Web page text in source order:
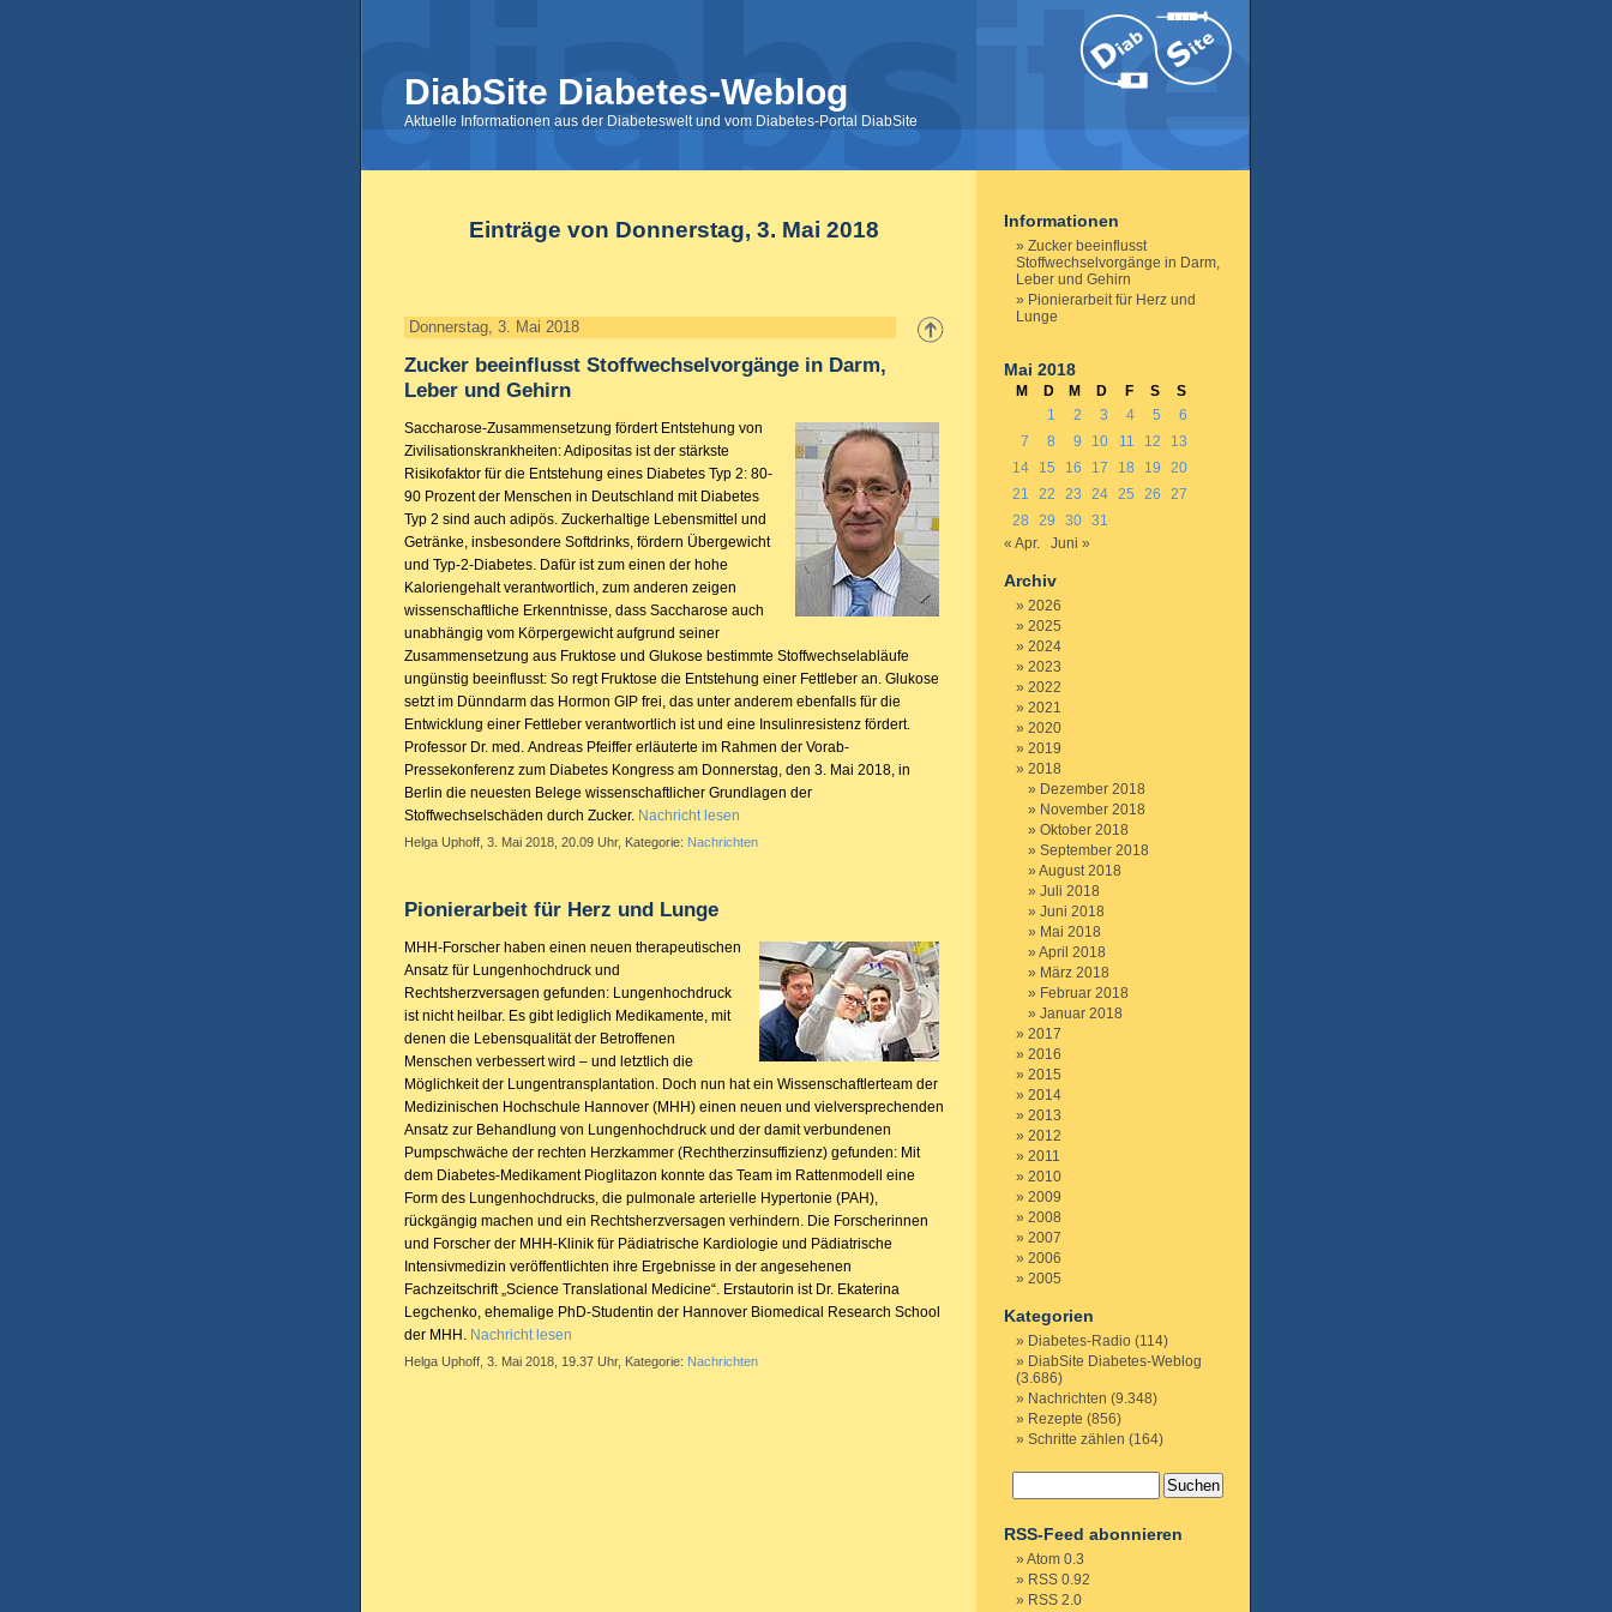
DiabSite Diabetes-Weblog
Aktuelle Informationen aus der Diabeteswelt und vom Diabetes-Portal DiabSite
Einträge von Donnerstag, 3. Mai 2018
Donnerstag, 3. Mai 2018
Zucker beeinflusst Stoffwechselvorgänge in Darm,
Leber und Gehirn
Saccharose-Zusammensetzung fördert Entstehung von
Zivilisationskrankheiten: Adipositas ist der stärkste
Risikofaktor für die Entstehung eines Diabetes Typ 2: 80-
90 Prozent der Menschen in Deutschland mit Diabetes
Typ 2 sind auch adipös. Zuckerhaltige Lebensmittel und
Getränke, insbesondere Softdrinks, fördern Übergewicht
und Typ-2-Diabetes. Dafür ist zum einen der hohe
Kaloriengehalt verantwortlich, zum anderen zeigen
wissenschaftliche Erkenntnisse, dass Saccharose auch
unabhängig vom Körpergewicht aufgrund seiner
Zusammensetzung aus Fruktose und Glukose bestimmte Stoffwechselabläufe
ungünstig beeinflusst: So regt Fruktose die Entstehung einer Fettleber an. Glukose
setzt im Dünndarm das Hormon GIP frei, das unter anderem ebenfalls für die
Entwicklung einer Fettleber verantwortlich ist und eine Insulinresistenz fördert.
Professor Dr. med. Andreas Pfeiffer erläuterte im Rahmen der Vorab-
Pressekonferenz zum Diabetes Kongress am Donnerstag, den 3. Mai 2018, in
Berlin die neuesten Belege wissenschaftlicher Grundlagen der
Stoffwechselschäden durch Zucker. Nachricht lesen
Helga Uphoff, 3. Mai 2018, 20.09 Uhr, Kategorie: Nachrichten
Pionierarbeit für Herz und Lunge
MHH-Forscher haben einen neuen therapeutischen
Ansatz für Lungenhochdruck und
Rechtsherzversagen gefunden: Lungenhochdruck
ist nicht heilbar. Es gibt lediglich Medikamente, mit
denen die Lebensqualität der Betroffenen
Menschen verbessert wird – und letztlich die
Möglichkeit der Lungentransplantation. Doch nun hat ein Wissenschaftlerteam der
Medizinischen Hochschule Hannover (MHH) einen neuen und vielversprechenden
Ansatz zur Behandlung von Lungenhochdruck und der damit verbundenen
Pumpschwäche der rechten Herzkammer (Rechtherzinsuffizienz) gefunden: Mit
dem Diabetes-Medikament Pioglitazon konnte das Team im Rattenmodell eine
Form des Lungenhochdrucks, die pulmonale arterielle Hypertonie (PAH),
rückgängig machen und ein Rechtsherzversagen verhindern. Die Forscherinnen
und Forscher der MHH-Klinik für Pädiatrische Kardiologie und Pädiatrische
Intensivmedizin veröffentlichten ihre Ergebnisse in der angesehenen
Fachzeitschrift „Science Translational Medicine“. Erstautorin ist Dr. Ekaterina
Legchenko, ehemalige PhD-Studentin der Hannover Biomedical Research School
der MHH. Nachricht lesen
Helga Uphoff, 3. Mai 2018, 19.37 Uhr, Kategorie: Nachrichten
Informationen
Zucker beeinflusst
Stoffwechselvorgänge in Darm,
Leber und Gehirn
Pionierarbeit für Herz und
Lunge
Mai 2018
M D M D F S
S
1
2 3 4 5
6
7
8 9 10 11 12
13
14
15 16 17 18 19
20
21
22 23 24 25 26
27
28
29 30 31
« Apr.
Juni »
Archiv
2026
2025
2024
2023
2022
2021
2020
2019
2018
Dezember 2018
November 2018
Oktober 2018
September 2018
August 2018
Juli 2018
Juni 2018
Mai 2018
April 2018
März 2018
Februar 2018
Januar 2018
2017
2016
2015
2014
2013
2012
2011
2010
2009
2008
2007
2006
2005
Kategorien
Diabetes-Radio (114)
DiabSite Diabetes-Weblog
(3.686)
Nachrichten (9.348)
Rezepte (856)
Schritte zählen (164)
RSS-Feed abonnieren
Atom 0.3
RSS 0.92
RSS 2.0